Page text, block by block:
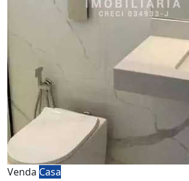
Venda Casa